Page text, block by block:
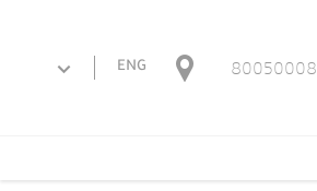
80050008
ENG